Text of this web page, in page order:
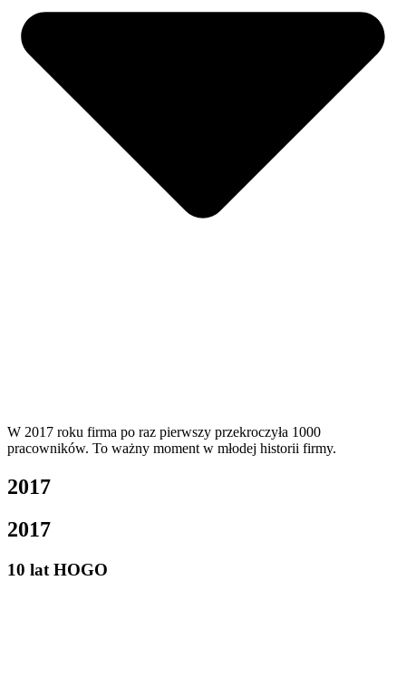
W 2017 roku firma po raz pierwszy przekroczyła 1000
pracowników. To ważny moment w młodej historii firmy.
2017
2017
10 lat HOGO